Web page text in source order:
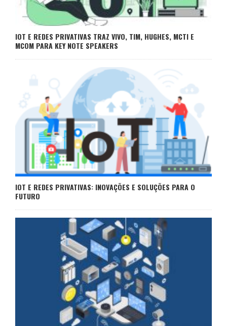
IOT E REDES PRIVATIVAS TRAZ VIVO, TIM, HUGHES, MCTI E
MCOM PARA KEY NOTE SPEAKERS
IOT E REDES PRIVATIVAS: INOVAÇÕES E SOLUÇÕES PARA O
FUTURO